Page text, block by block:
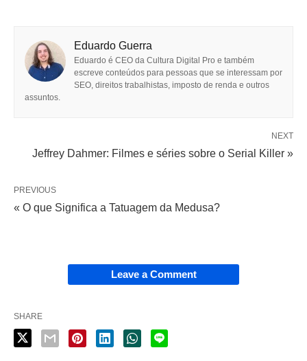
Eduardo Guerra
Eduardo é CEO da Cultura Digital Pro e também
escreve conteúdos para pessoas que se interessam por
SEO, direitos trabalhistas, imposto de renda e outros
assuntos.
NEXT
Jeffrey Dahmer: Filmes e séries sobre o Serial Killer »
PREVIOUS
« O que Significa a Tatuagem da Medusa?
Leave a Comment
SHARE